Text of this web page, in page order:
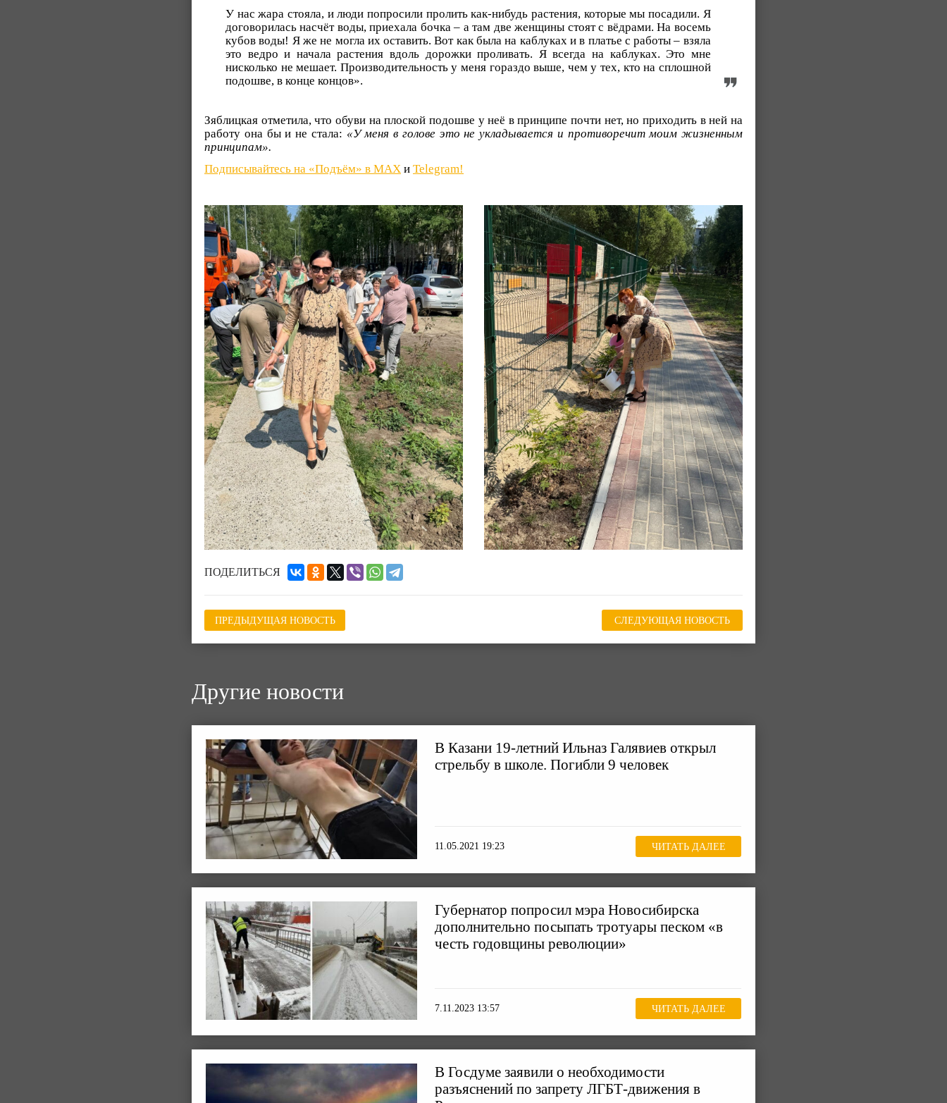
У нас жара стояла, и люди попросили пролить как-нибудь растения, которые мы посадили. Я
договорилась насчёт воды, приехала бочка – а там две женщины стоят с вёдрами. На восемь
кубов воды! Я же не могла их оставить. Вот как была на каблуках и в платье с работы – взяла
это ведро и начала растения вдоль дорожки проливать. Я всегда на каблуках. Это мне
нисколько не мешает. Производительность у меня гораздо выше, чем у тех, кто на сплошной
подошве, в конце концов».
Зяблицкая отметила, что обуви на плоской подошве у неё в принципе почти нет, но приходить в ней на
работу она бы и не стала: «У меня в голове это не укладывается и противоречит моим жизненным
принципам».
Подписывайтесь на «Подъём» в MAX и Telegram!
ПОДЕЛИТЬСЯ
ПРЕДЫДУЩАЯ НОВОСТЬ СЛЕДУЮЩАЯ НОВОСТЬ
Другие новости
В Казани 19-летний Ильназ Галявиев открыл
стрельбу в школе. Погибли 9 человек
11.05.2021 19:23 ЧИТАТЬ ДАЛЕЕ
Губернатор попросил мэра Новосибирска
дополнительно посыпать тротуары песком «в
честь годовщины революции»
7.11.2023 13:57 ЧИТАТЬ ДАЛЕЕ
В Госдуме заявили о необходимости
разъяснений по запрету ЛГБТ-движения в